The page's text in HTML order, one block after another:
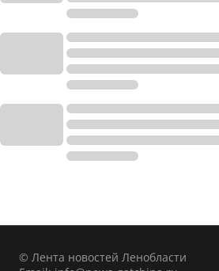
© Лента новостей Ленобласти